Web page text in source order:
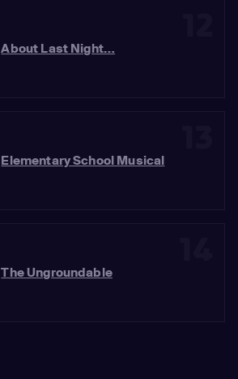
About Last Night…
Elementary School Musical
The Ungroundable